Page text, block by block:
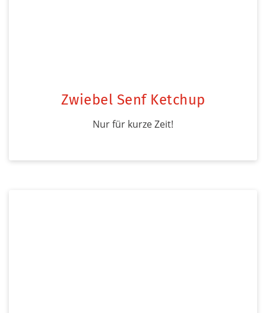
Zwiebel Senf Ketchup
Nur für kurze Zeit!